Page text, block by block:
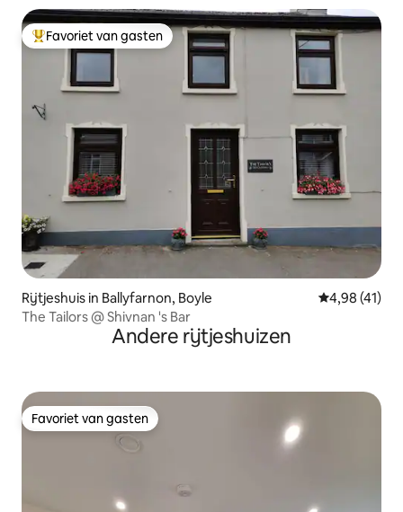
Topfavoriet van gasten
Favoriet van gasten
Rijtjeshuis in Ballyfarnon, Boyle Gemiddelde
4,98 (41)
The Tailors @ Shivnan 's Bar
Andere rijtjeshuizen
Favoriet van gasten
Favoriet van gasten